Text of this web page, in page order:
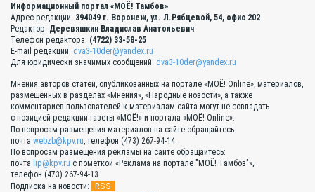
Информационный портал «МОЁ! Тамбов»
Адрес редакции: 394049 г. Воронеж, ул. Л.Рябцевой, 54, офис 202
Редактор: Деревяшкин Владислав Анатольевич
Телефон редактора: (4722) 33-58-25
E-mail редакции: dva3-10der@yandex.ru
Для юридически значимых сообщений: dva3-10der@yandex.ru
Мнения авторов статей, опубликованных на портале «МОЁ! Online», материалов,
размещённых в разделах «Мнения», «Народные новости», а также
комментариев пользователей к материалам сайта могут не совпадать
с позицией редакции газеты «МОЁ!» и портала «МОЁ! Online».
По вопросам размещения материалов на сайте обращайтесь:
почта webzb@kpv.ru, телефон (473) 267-94-14
По вопросам размещения рекламы на сайте обращайтесь:
почта lip@kpv.ru с пометкой «Реклама на портале "МОЁ! Тамбов"»,
телефон (473) 267-94-13
Подписка на новости:
RSS